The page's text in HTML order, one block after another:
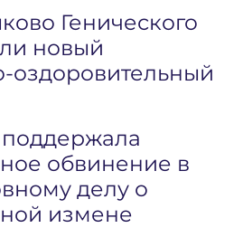
Генического
новый
оздоровительный
обвинение в
делу о
измене